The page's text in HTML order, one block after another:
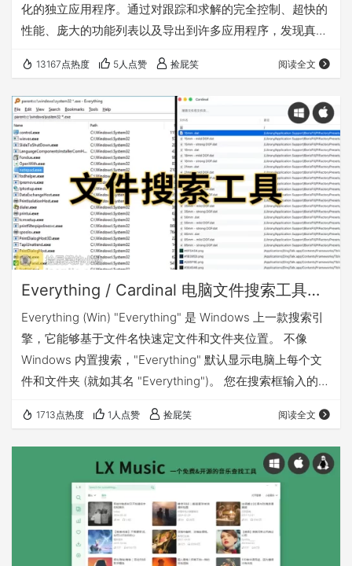
化的独立应用程序。通过对跟踪和求解的完全控制、超快的
性能、庞大的功能列表以及导出到许多应用程序，发现真正
视觉特效工作流程的无缝集成而设计，为艺术家和工作室提
供所需的工具，帮助他们更快地完成工作，提高工作效率。
凭借机器学习驱动的自动化功能、实时交互式工具（例如实
时预览）以及高级跟踪选项（例如用于仿射运动的 Mocha
点跟踪器），Synt…
13167点热度 5人点赞 捡屁笑 阅读全文
Everything / Cardinal 电脑文件搜索工具推荐（Win&Mac）
Everything (Win) "Everything" 是 Windows 上一款搜索引
擎，它能够基于文件名快速定文件和文件夹位置。 不像
Windows 内置搜索，"Everything" 默认显示电脑上每个文
件和文件夹 (就如其名 "Everything")。 您在搜索框输入的关
前往 Cardinal (Mac) 最快最准的 macOS 文件搜索应用
Cardinal开源项目主页：点击前往 我有话要说 下载地址
Everything: Card…
1713点热度 1人点赞 捡屁笑 阅读全文